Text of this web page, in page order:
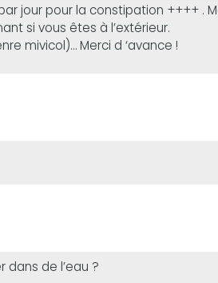
jour pour la constipation ++++ .
si vous êtes à l’extérieur.
mivicol)… Merci d ‘avance !
de l’eau ?